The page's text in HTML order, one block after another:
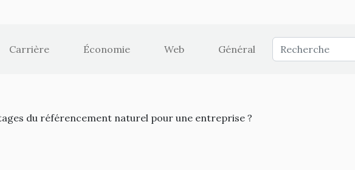
Carrière Économie Web Général
du référencement naturel pour une entreprise ?